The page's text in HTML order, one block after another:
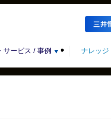
三井
サービス / 事例 ナレッジ